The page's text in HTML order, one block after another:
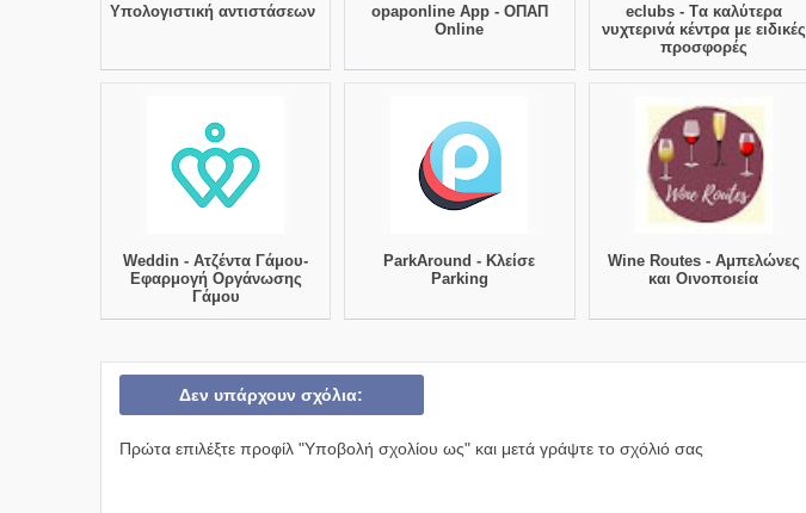
Υπολογιστική αντιστάσεων
opaponline App - ΟΠΑΠ
Online
eclubs - Tα καλύτερα
νυχτερινά κέντρα με ειδικές
προσφορές
Weddin - Ατζέντα Γάμου-
Eφαρμογή Οργάνωσης
Γάμου
ParkAround - Κλείσε
Parking
Wine Routes - Αμπελώνες
και Οινοποιεία
Δεν υπάρχουν σχόλια:
Πρώτα επιλέξτε προφίλ "Υποβολή σχολίου ως" και μετά γράψτε το σχόλιό σας